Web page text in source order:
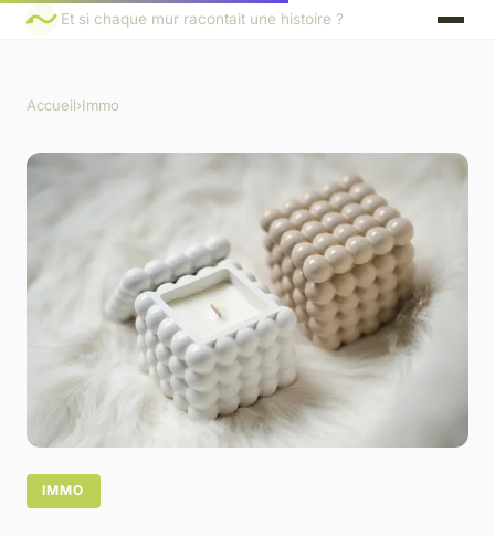
Et si chaque mur racontait une histoire ?
Accueil›Immo
IMMO